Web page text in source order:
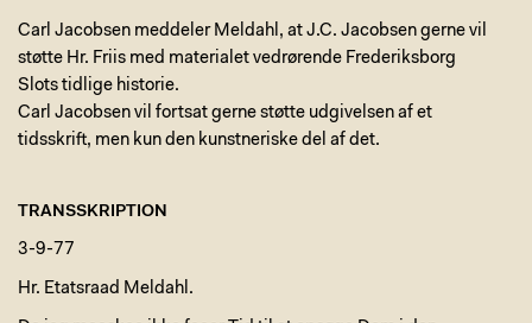
Carl Jacobsen meddeler Meldahl, at J.C. Jacobsen gerne vil
støtte Hr. Friis med materialet vedrørende Frederiksborg
Slots tidlige historie.
Carl Jacobsen vil fortsat gerne støtte udgivelsen af et
tidsskrift, men kun den kunstneriske del af det.
TRANSSKRIPTION
3-9-77
Hr. Etatsraad Meldahl.